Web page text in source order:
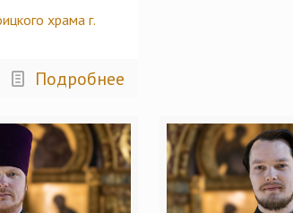
храма г.
Подробнее